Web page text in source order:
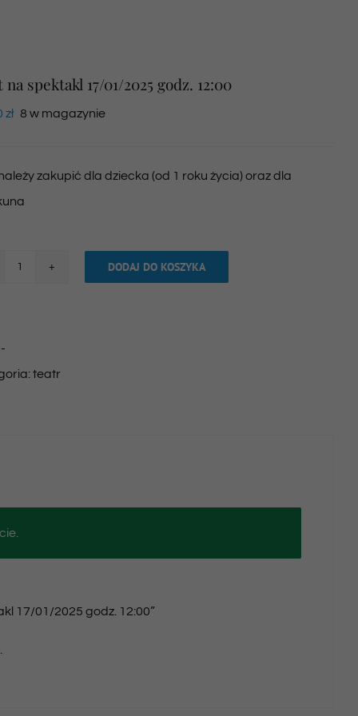
spektakl 17/01/2025 godz. 12:00
zł 8 w magazynie
zakupić dla dziecka (od 1 roku życia) oraz dla
17/01/2025
DODAJ DO KOSZYKA
-
teatr
17/01/2025 godz. 12:00”